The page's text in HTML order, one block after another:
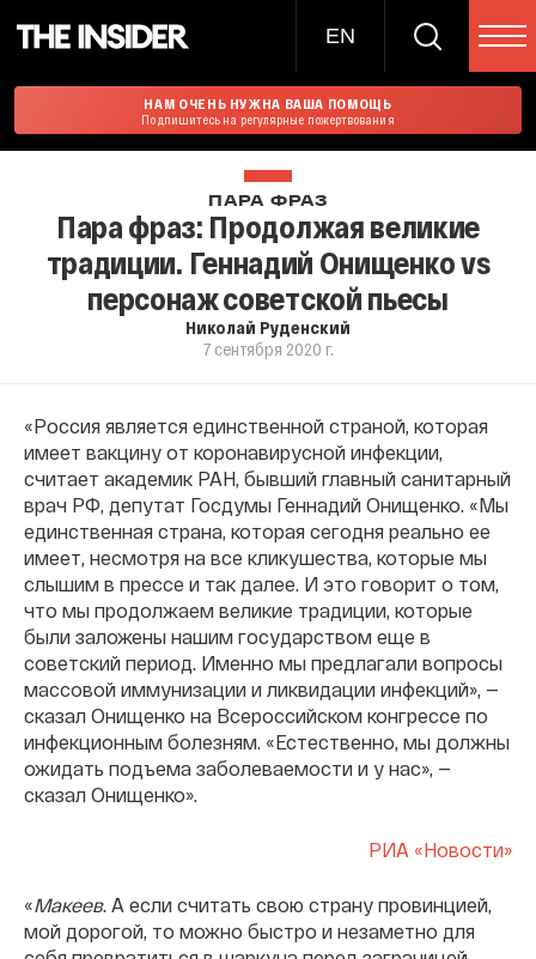
EN
НАМ ОЧЕНЬ НУЖНА ВАША ПОМОЩЬ
Подпишитесь на регулярные пожертвования
ПАРА ФРАЗ
Пара фраз: Продолжая великие
традиции. Геннадий Онищенко vs
персонаж советской пьесы
Николай Руденский
7 сентября 2020 г.
«Россия является единственной страной, которая
имеет вакцину от коронавирусной инфекции,
считает академик РАН, бывший главный санитарный
врач РФ, депутат Госдумы Геннадий Онищенко. «Мы
единственная страна, которая сегодня реально ее
имеет, несмотря на все кликушества, которые мы
слышим в прессе и так далее. И это говорит о том,
что мы продолжаем великие традиции, которые
были заложены нашим государством еще в
советский период. Именно мы предлагали вопросы
массовой иммунизации и ликвидации инфекций», —
сказал Онищенко на Всероссийском конгрессе по
инфекционным болезням. «Естественно, мы должны
ожидать подъема заболеваемости и у нас», —
сказал Онищенко».
РИА «Новости»
«Макеев. А если считать свою страну провинцией,
мой дорогой, то можно быстро и незаметно для